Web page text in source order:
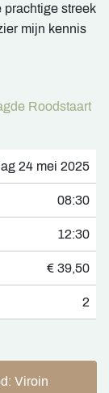
prachtige streek
mijn kennis
Roodstaart
24 mei 2025
08:30
12:30
€ 39,50
2
Viroin